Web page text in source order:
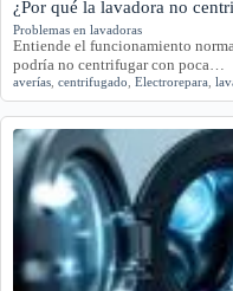
¿Por qué la lavadora no
Problemas en lavadoras
Entiende el funcionamiento
podría no centrifugar con poca…
averías centrifugado Electrorepara